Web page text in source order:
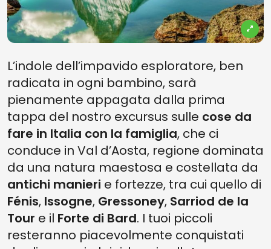
L’indole dell’impavido esploratore, ben
radicata in ogni bambino, sarà
pienamente appagata dalla prima
tappa del nostro excursus sulle cose da
fare in Italia con la famiglia, che ci
conduce in Val d’Aosta, regione dominata
da una natura maestosa e costellata da
antichi manieri e fortezze, tra cui quello di
Fénis, Issogne, Gressoney, Sarriod de la
Tour e il Forte di Bard. I tuoi piccoli
resteranno piacevolmente conquistati